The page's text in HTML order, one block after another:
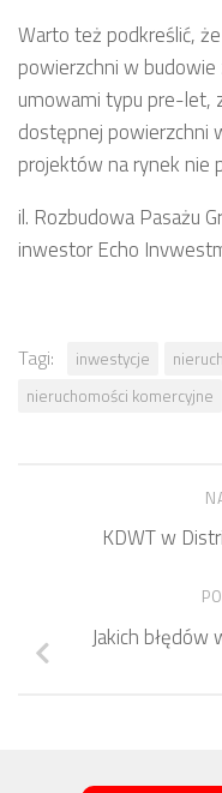
Warto też podkreślić,
powierzchni w budowie
umowami typu pre-let,
dostępnej powierzchni
projektów na rynek nie
il. Rozbudowa Pasażu
inwestor Echo
Tagi: inwestycje
nieruchomości komercyjne
KDWT w
Jakich błędów